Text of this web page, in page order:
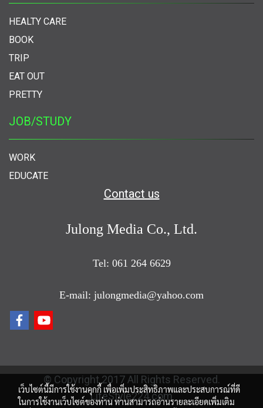
HEALTY CARE
BOOK
TRIP
EAT OUT
PRETTY
JOB/STUDY
WORK
EDUCATE
Contact us
Julong Media Co., Ltd.
Tel: 061 264 6629
E-mail: julongmedia@yahoo.com
© Copyright 2017 All Rights Reserved.
LifeStyle224.com
เว็บไซต์นี้มีการใช้งานคุกกี้ เพื่อเพิ่มประสิทธิภาพและประสบการณ์ที่ดี
ในการใช้งานเว็บไซต์ของท่าน ท่านสามารถอ่านรายละเอียดเพิ่มเติม